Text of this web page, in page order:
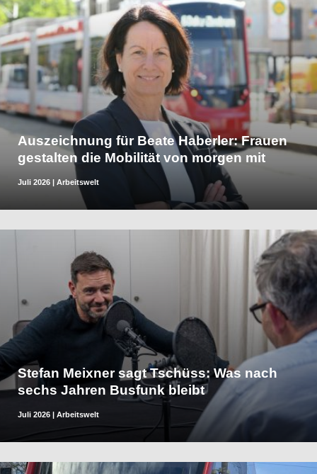
Auszeichnung für Beate Haberler: Frauen
gestalten die Mobilität von morgen mit
Juli 2026 | Arbeitswelt
Stefan Meixner sagt Tschüss: Was nach
sechs Jahren Busfunk bleibt
Juli 2026 | Arbeitswelt